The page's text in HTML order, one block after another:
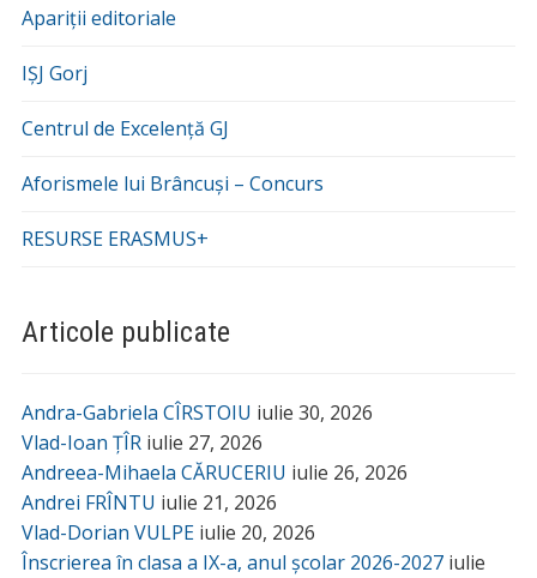
Apariții editoriale
IȘJ Gorj
Centrul de Excelență GJ
Aforismele lui Brâncuși – Concurs
RESURSE ERASMUS+
Articole publicate
Andra-Gabriela CÎRSTOIU iulie 30, 2026
Vlad-Ioan ȚÎR iulie 27, 2026
Andreea-Mihaela CĂRUCERIU iulie 26, 2026
Andrei FRÎNTU iulie 21, 2026
Vlad-Dorian VULPE iulie 20, 2026
Înscrierea în clasa a IX-a, anul școlar 2026-2027 iulie